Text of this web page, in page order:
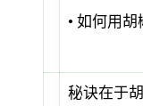
• 如何用
秘诀在于